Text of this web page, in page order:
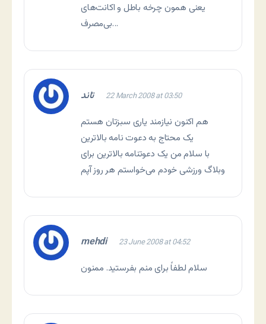
یعنی همون چرخه باطل و اکانت‌های
بی‌مصرف…
تاند 22 March 2008 at 03:50
هم اکنون نیازمند یاری سبزتان هستم
یک محتاج به دعوت نامه بالاترین
با سلام من یک دعوتنامه بالاترین برای
وبلاگ ورزشی خودم می‌خواستم هر روز آپم
mehdi 23 June 2008 at 04:52
سلام لطفاً برای منم بفرستید. ممنون